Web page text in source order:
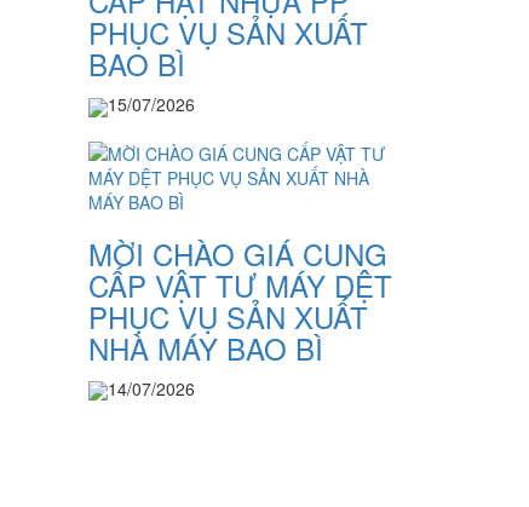
PHỤC VỤ SẢN XUẤT
BAO BÌ
15/07/2026
MỜI CHÀO GIÁ CUNG
CẤP VẬT TƯ MÁY DỆT
PHỤC VỤ SẢN XUẤT
NHÀ MÁY BAO BÌ
14/07/2026